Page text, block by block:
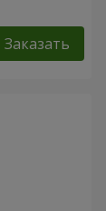
Заказать